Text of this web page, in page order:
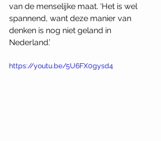
van de menselijke maat. ‘Het is wel
spannend, want deze manier van
denken is nog niet geland in
Nederland.’
https://youtu.be/5U6FX0gysd4